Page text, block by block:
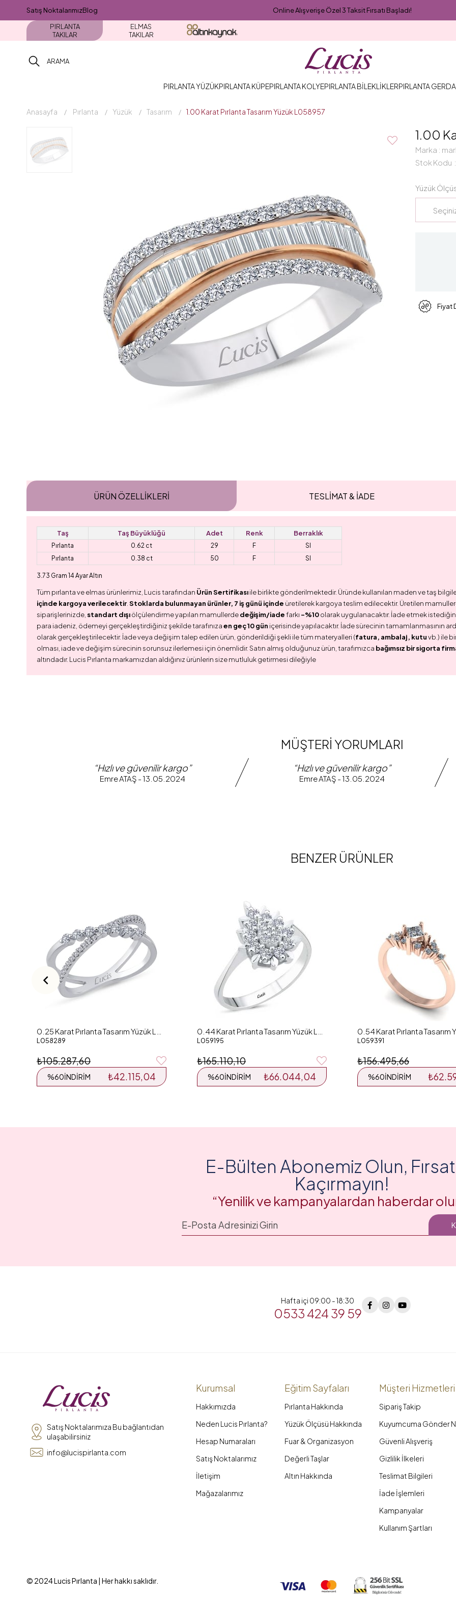
Satış NoktalarımızBlog
Online Alışverişe Özel 3 Taksit Fırsatı Başladı!
PIRLANTA
TAKILAR
ELMAS
TAKILAR
PIRLANTA YÜZÜKPIRLANTA KÜPEPIRLANTA KOLYEPIRLANTA BİLEKLİKLERPIRLANTA
Anasayfa Pırlanta Yüzük Tasarım 1.00 Karat Pırlanta Tasarım Yüzük L058957
1.00
Marka :
Stok Kodu
Yüzük
Fiyat
ÜRÜN ÖZELLIKLERI TESLİMAT & İADE
Taş Taş Büyüklüğü Adet Renk Berraklık
Pırlanta 0.62 ct 29 F
SI
Pırlanta
0.38 ct 50 F SI
3.73 Gram 14 Ayar Altın
Tüm pırlanta ve elmas ürünlerimiz, Lucis tarafından Ürün Sertifikasıile birlikte gönderilmektedir. Üründe kullanılan maden ve taş
içinde kargoya verilecektir. Stoklarda bulunmayan ürünler, 7 iş günü içinde üretilerek kargoya teslim edilecektir. Üretilen
siparişlerinizde, standart dışıölçülendirme yapılan mamullerdedeğişim/iadefarkı -%10olarak uygulanacaktır. İade etmek
para iadeniz, ödemeyi gerçekleştirdiğiniz şekilde tarafınızaen geç 10 gün içerisinde yapılacaktır. İade sürecinin tamamlanmasının
olarak gerçekleştirilecektir. İade veya değişim talep edilen ürün, gönderildiği şekli ile tüm materyalleri (fatura, ambalaj, kutuvb.) ile
olması, iade ve değişim sürecinin sorunsuz ilerlemesi için önemlidir. Satın almış olduğunuz ürün, tarafımızca bağımsız bir sigorta
altındadır. Lucis Pırlanta markamızdan aldığınız ürünlerin size mutluluk getirmesi dileğiyle
MÜŞTERİ YORUMLARI
“Hızlı ve güvenilir kargo”
Emre ATAŞ - 13.05.2024
“Hızlı ve güvenilir kargo”
Emre ATAŞ - 13.05.2024
BENZER ÜRÜNLER
L058289
₺42.115,04
%60İNDIRIM
₺105.287,60
L059195
₺66.044,04
%60İNDIRIM
₺165.110,10
L059391
%60İNDIRIM
₺156.495,66
E-Bülten Abonemiz Olun,
Kaçırmayın!
“Yenilik ve kampanyalardan haberdar
Hafta içi 09:00 - 18:30
0533 424 39 59
Satış Noktalarımıza Bu bağlantıdan
ulaşabilirsiniz
info@lucispirlanta.com
Kurumsal
Hakkımızda
Neden Lucis Pırlanta?
Hesap Numaraları
Satış Noktalarımız
İletişim
Mağazalarımız
Eğitim Sayfaları
Pırlanta Hakkında
Yüzük Ölçüsü Hakkında
Fuar & Organizasyon
Değerli Taşlar
Altın Hakkında
Müşteri Hizmetleri
Sipariş Takip
Kuyumcuma Gönder
Güvenli Alışveriş
Gizlilik İlkeleri
Teslimat Bilgileri
İade İşlemleri
Kampanyalar
Kullanım Şartları
© 2024 Lucis Pırlanta | Her hakkı saklıdır.